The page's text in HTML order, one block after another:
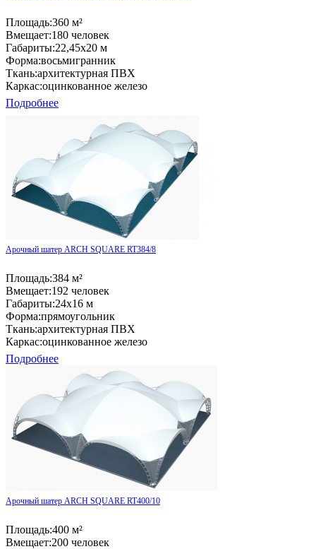
Площадь:360 м²
Вмещает:180 человек
Габариты:22,45x20 м
Форма:восьмигранник
Ткань:архитектурная ПВХ
Каркас:оцинкованное железо
Подробнее
Арочный шатер ARCH SQUARE RT384/8
Площадь:384 м²
Вмещает:192 человек
Габариты:24x16 м
Форма:прямоугольник
Ткань:архитектурная ПВХ
Каркас:оцинкованное железо
Подробнее
Арочный шатер ARCH SQUARE RT400/10
Площадь:400 м²
Вмещает:200 человек